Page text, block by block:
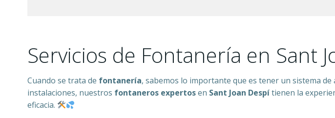
Servicios de Fontanería en Sant
Cuando se trata de fontanería, sabemos lo importante que es tener un sistema
instalaciones, nuestros fontaneros expertosen Sant Joan Despítienen la
eficacia.